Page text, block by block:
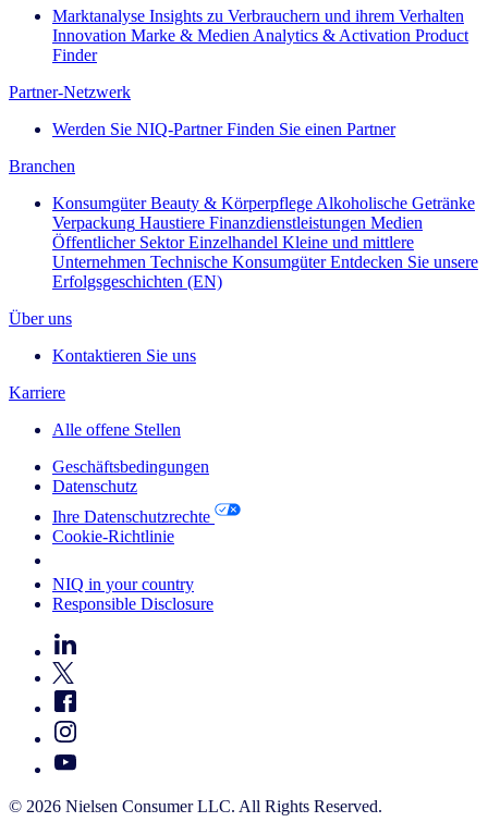
Marktanalyse Insights zu Verbrauchern und ihrem Verhalten
Innovation Marke & Medien Analytics & Activation Product
Finder
Partner-Netzwerk
Werden Sie NIQ-Partner Finden Sie einen Partner
Branchen
Konsumgüter Beauty & Körperpflege Alkoholische Getränke
Verpackung Haustiere Finanzdienstleistungen Medien
Öffentlicher Sektor Einzelhandel Kleine und mittlere
Unternehmen Technische Konsumgüter Entdecken Sie unsere
Erfolgsgeschichten (EN)
Über uns
Kontaktieren Sie uns
Karriere
Alle offene Stellen
Geschäftsbedingungen
Datenschutz
Ihre Datenschutzrechte
Cookie-Richtlinie
NIQ in your country
Responsible Disclosure
© 2026 Nielsen Consumer LLC. All Rights Reserved.